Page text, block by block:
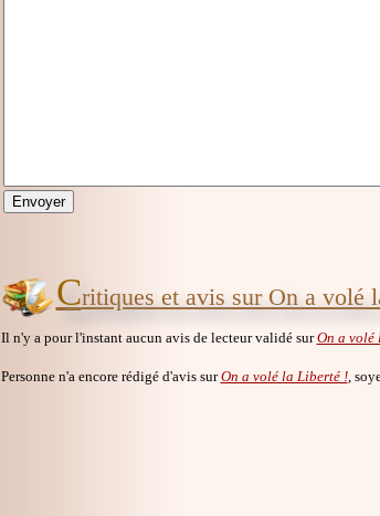
Critiques et avis sur On a volé
Il n'y a pour l'instant aucun avis de lecteur validé surOn a volé
Personne n'a encore rédigé d'avis surOn a volé la Liberté !,